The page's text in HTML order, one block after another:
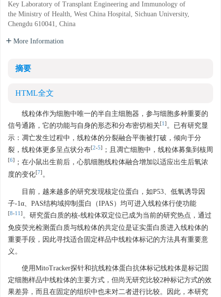
Key Laboratory of Transplant Engineering and Immunology of
the Ministry of Health, West China Hospital, Sichuan University,
Chengdu 610041, China
More Information
摘要
HTML全文
线粒体作为细胞中唯一的半自主细胞器，参与细胞多种重要的
信号通路，它的功能与自身的形态和分布密切相关[1] 。已有研究显
示：凋亡发生过程中，线粒体的分裂融合平衡被打破，倾向于分
裂，线粒体更多呈点状分布[2-5] ；且凋亡细胞中，线粒体募集到核周
[6]
；在小鼠出生前后，心肌细胞线粒体融合增加以适应出生后氧浓
度的变化[7] 。
目前，越来越多的研究发现核定位蛋白，如P53、低氧诱导因
子-1α、PAS结构域抑制蛋白（IPAS）均可进入线粒体行使功能
[8-11] 。研究蛋白质的核-线粒体双定位已成为当前的研究热点，通过
免疫荧光检测蛋白质与线粒体的共定位是证实蛋白质进入线粒体的
重要手段，因此寻找适合固定样品中线粒体标记的方法具有重要意
义。
使用MitoTracker探针和抗线粒体蛋白抗体标记线粒体是标记固
定细胞样品中线粒体的主要方式，但尚无研究比较2种标记方式的效
果差异，而且在固定的组织中也未对二者进行比较。因此，本研究